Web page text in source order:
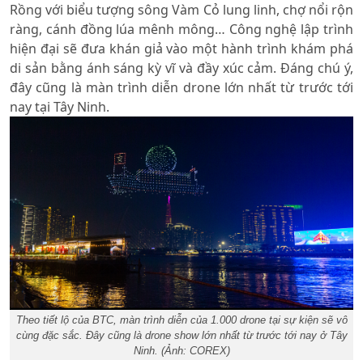
Rồng với biểu tượng sông Vàm Cỏ lung linh, chợ nổi rộn
ràng, cánh đồng lúa mênh mông… Công nghệ lập trình
hiện đại sẽ đưa khán giả vào một hành trình khám phá
di sản bằng ánh sáng kỳ vĩ và đầy xúc cảm. Đáng chú ý,
đây cũng là màn trình diễn drone lớn nhất từ trước tới
nay tại Tây Ninh.
Theo tiết lộ của BTC, màn trình diễn của 1.000 drone tại sự kiện sẽ vô
cùng đặc sắc. Đây cũng là drone show lớn nhất từ trước tới nay ở Tây
Ninh. (Ảnh: COREX)